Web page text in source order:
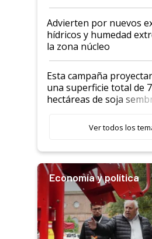
"Estoy muy
Advierten por nuevos
hídricos y humedad
la zona núcleo
Esta campaña
una superficie total de
hectáreas de soja
variedades que marcan
salto tecnológico en
Ver todos los
Economía y política